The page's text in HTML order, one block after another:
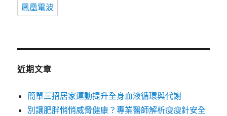
鳳凰電波
近期文章
簡單三招居家運動提升全身血液循環與代謝
別讓肥胖悄悄威脅健康？專業醫師解析瘦瘦針安全